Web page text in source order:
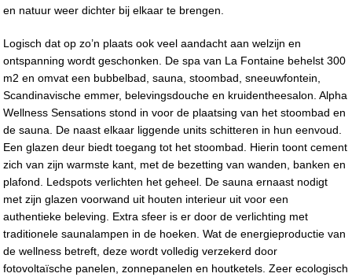
en natuur weer dichter bij elkaar te brengen.
Logisch dat op zo’n plaats ook veel aandacht aan welzijn en
ontspanning wordt geschonken. De spa van La Fontaine behelst 300
m2 en omvat een bubbelbad, sauna, stoombad, sneeuwfontein,
Scandinavische emmer, belevingsdouche en kruidentheesalon. Alpha
Wellness Sensations stond in voor de plaatsing van het stoombad en
de sauna. De naast elkaar liggende units schitteren in hun eenvoud.
Een glazen deur biedt toegang tot het stoombad. Hierin toont cement
zich van zijn warmste kant, met de bezetting van wanden, banken en
plafond. Ledspots verlichten het geheel. De sauna ernaast nodigt
met zijn glazen voorwand uit houten interieur uit voor een
authentieke beleving. Extra sfeer is er door de verlichting met
traditionele saunalampen in de hoeken. Wat de energieproductie van
de wellness betreft, deze wordt volledig verzekerd door
fotovoltaïsche panelen, zonnepanelen en houtketels. Zeer ecologisch